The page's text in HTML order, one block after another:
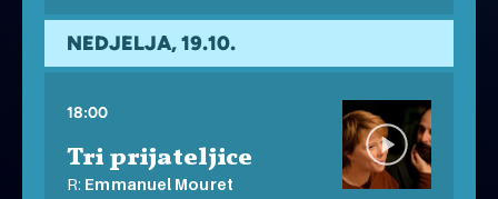
NEDJELJA, 19.10.
18:00
Tri prijateljice
R: Emmanuel Mouret